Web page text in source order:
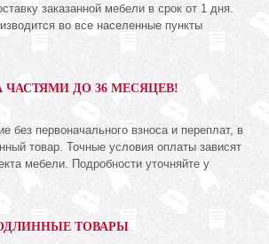
заказанной мебели в срок от 1 дня.
во все населенные пункты
ЧАСТЯМИ ДО 36 МЕСЯЦЕВ!
без первоначального взноса и переплат, в
товар. Точные условия оплаты зависят
мебели. Подробности уточняйте у
ТОВАРЫ